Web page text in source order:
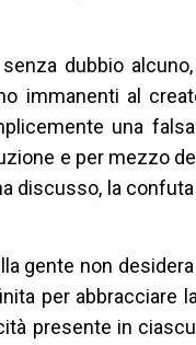
dubbio
immanenti al
una
e per mezzo
discusso, la
gente non
per abbracciare
presente in